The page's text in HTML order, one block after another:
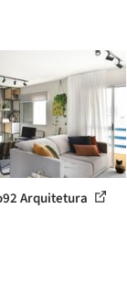
Arquitetura